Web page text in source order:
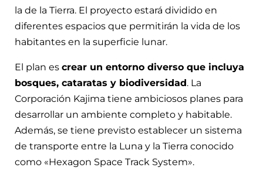
la de la Tierra. El proyecto estará dividido en
diferentes espacios que permitirán la vida de los
habitantes en la superficie lunar.
El plan es crear un entorno diverso que incluya
bosques, cataratas y biodiversidad. La
Corporación Kajima tiene ambiciosos planes para
desarrollar un ambiente completo y habitable.
Además, se tiene previsto establecer un sistema
de transporte entre la Luna y la Tierra conocido
como «Hexagon Space Track System».